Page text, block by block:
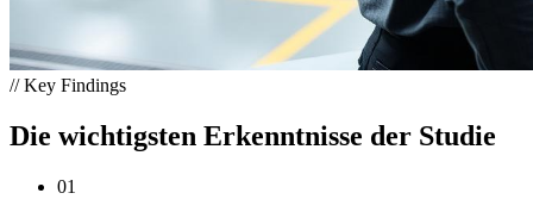
//Key Findings
Die wichtigsten Erkenntnisse der Studie
01